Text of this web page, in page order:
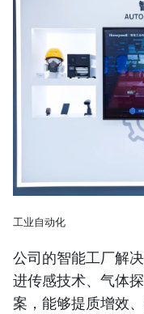
工业自动化
公司的智能工厂解
进传感技术、气体
案，能够提质增效